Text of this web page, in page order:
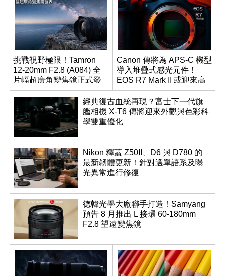
挑戰視野極限！Tamron
12-20mm F2.8 (A084) 全
片幅超廣角變焦鏡正式發
表
Canon 傳將為 APS-C 機型
導入堆疊式感光元件！
EOS R7 Mark II 或迎來高
速讀出升級
經典復古血統再現？富士下一代旗
艦相機 X-T6 傳將迎來外觀與色彩科
學雙重優化
Nikon 釋蓋 Z50II、D6 與 D780 的
最新韌體更新！針對選單語系及曝
光異常進行修復
德韓光學大廠聯手打造！Samyang
預告 8 月推出 L 接環 60-180mm
F2.8 望遠變焦鏡